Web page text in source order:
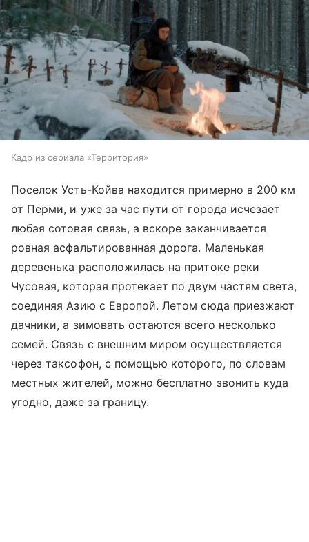
Кадр из сериала «Территория»
Поселок Усть-Койва находится примерно в 200 км
от Перми, и уже за час пути от города исчезает
любая сотовая связь, а вскоре заканчивается
ровная асфальтированная дорога. Маленькая
деревенька расположилась на притоке реки
Чусовая, которая протекает по двум частям света,
соединяя Азию с Европой. Летом сюда приезжают
дачники, а зимовать остаются всего несколько
семей. Связь с внешним миром осуществляется
через таксофон, с помощью которого, по словам
местных жителей, можно бесплатно звонить куда
угодно, даже за границу.